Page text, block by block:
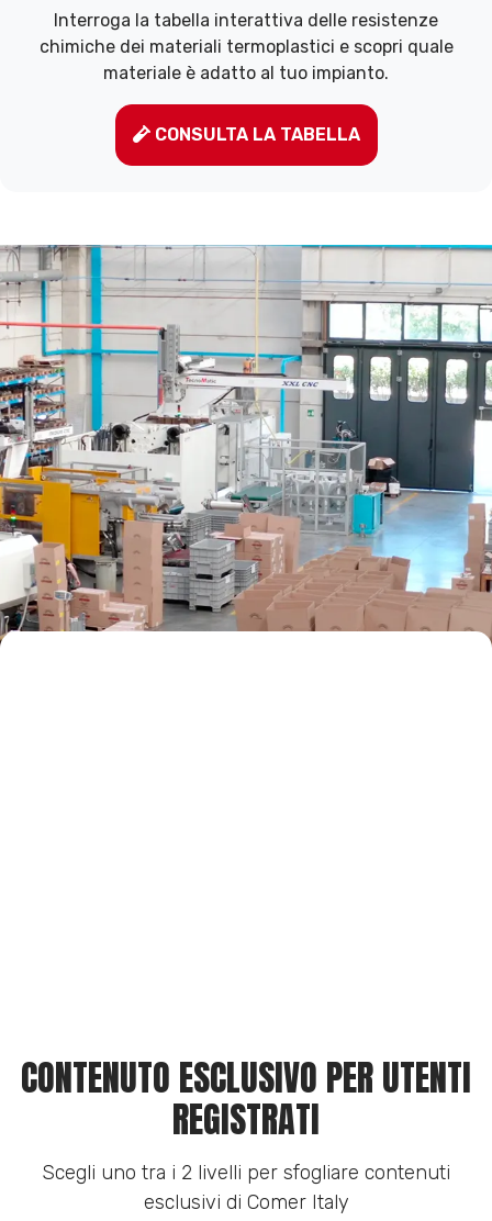
Interroga la tabella interattiva delle resistenze
chimiche dei materiali termoplastici e scopri quale
materiale è adatto al tuo impianto.
CONSULTA LA TABELLA
CONTENUTO ESCLUSIVO PER UTENTI
REGISTRATI
Scegli uno tra i 2 livelli per sfogliare contenuti
esclusivi di Comer Italy